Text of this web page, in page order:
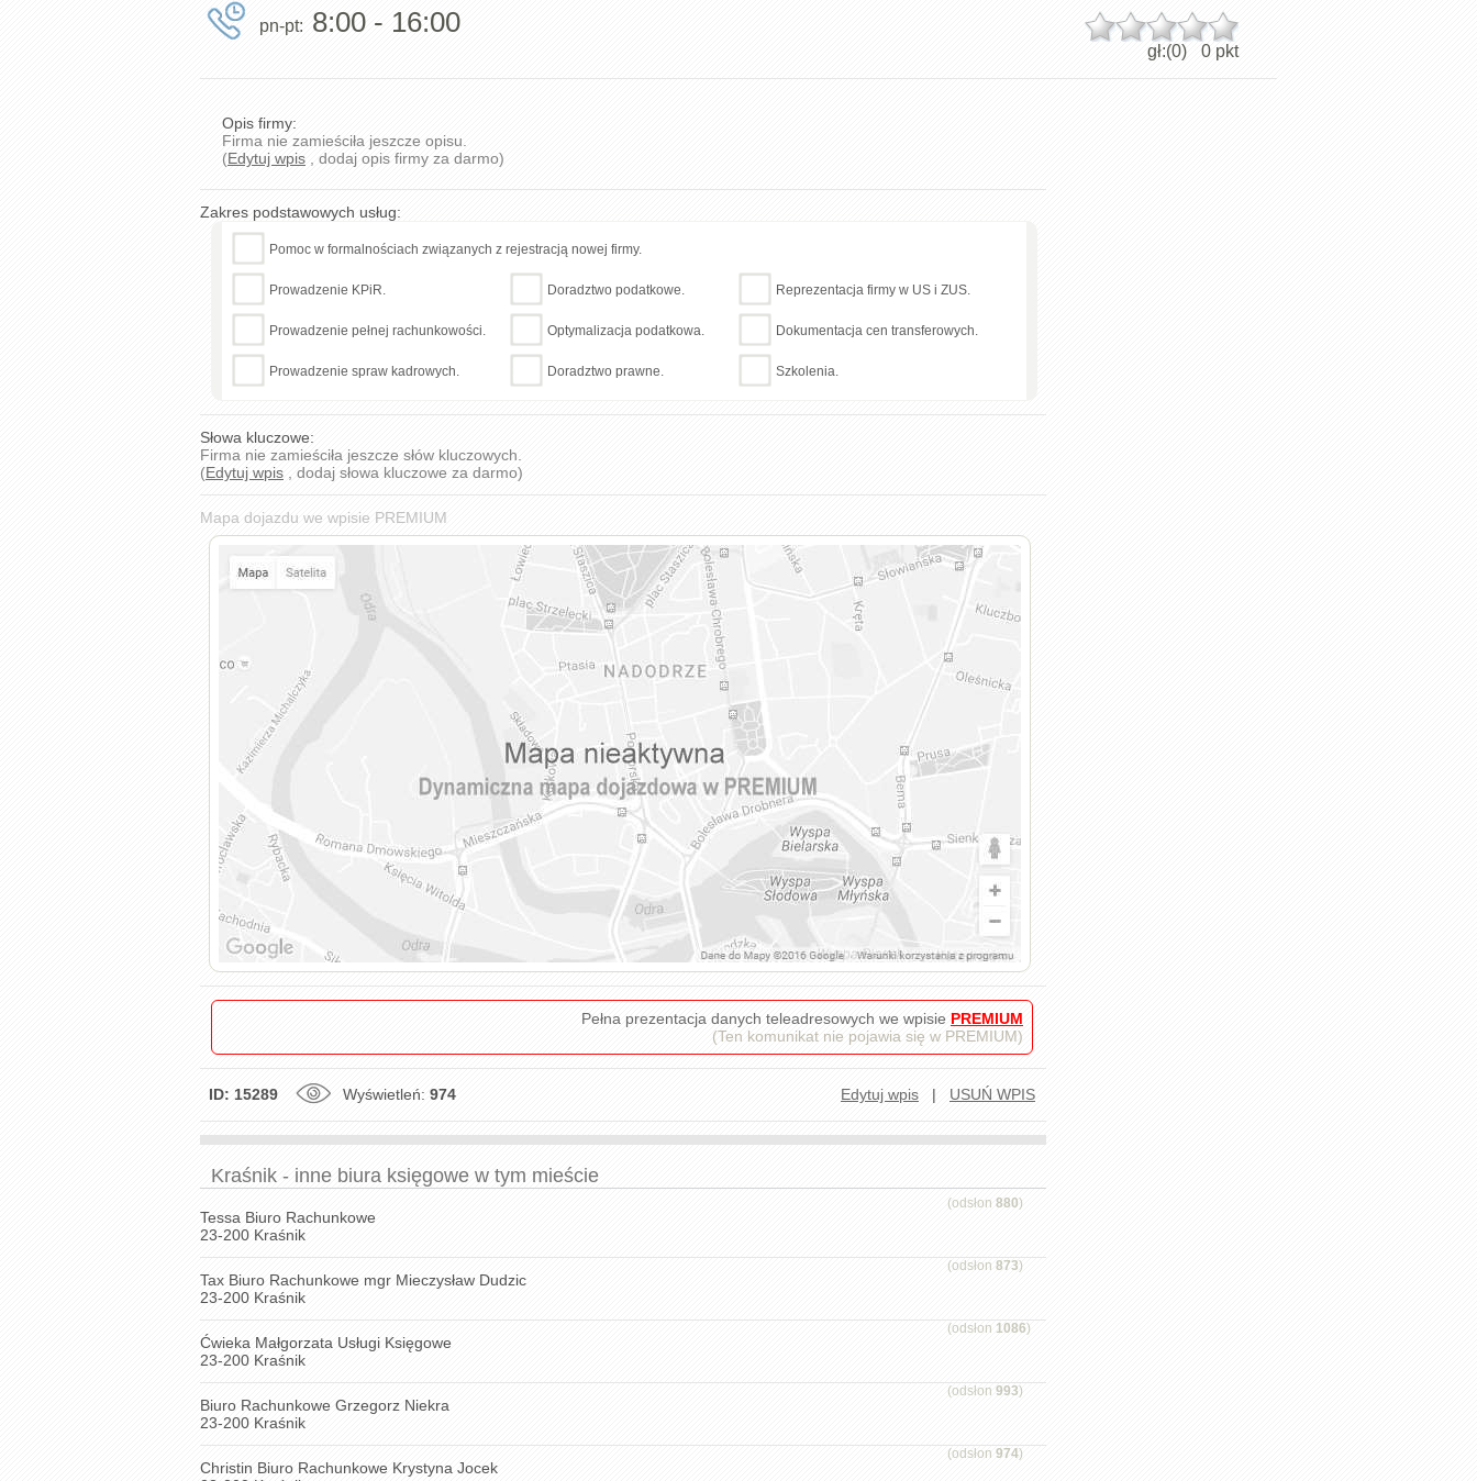
pn-pt: 8:00 - 16:00
gł:(0) 0 pkt
Opis firmy:
Firma nie zamieściła jeszcze opisu.
(Edytuj wpis , dodaj opis firmy za darmo)
Zakres podstawowych usług:
Pomoc w formalnościach związanych z rejestracją nowej firmy.
Prowadzenie KPiR. Doradztwo podatkowe. Reprezentacja firmy w US i ZUS.
Prowadzenie pełnej rachunkowości. Optymalizacja podatkowa. Dokumentacja cen transferowych.
Prowadzenie spraw kadrowych. Doradztwo prawne. Szkolenia.
Słowa kluczowe:
Firma nie zamieściła jeszcze słów kluczowych.
(Edytuj wpis , dodaj słowa kluczowe za darmo)
Mapa dojazdu we wpisie PREMIUM
Pełna prezentacja danych teleadresowych we wpisie PREMIUM
(Ten komunikat nie pojawia się w PREMIUM)
ID: 15289 Wyświetleń: 974 Edytuj wpis | USUŃ WPIS
Kraśnik - inne biura księgowe w tym mieście
(odsłon 880)
Tessa Biuro Rachunkowe
23-200 Kraśnik
(odsłon 873)
Tax Biuro Rachunkowe mgr Mieczysław Dudzic
23-200 Kraśnik
(odsłon 1086)
Ćwieka Małgorzata Usługi Księgowe
23-200 Kraśnik
(odsłon 993)
Biuro Rachunkowe Grzegorz Niekra
23-200 Kraśnik
(odsłon 974)
Christin Biuro Rachunkowe Krystyna Jocek